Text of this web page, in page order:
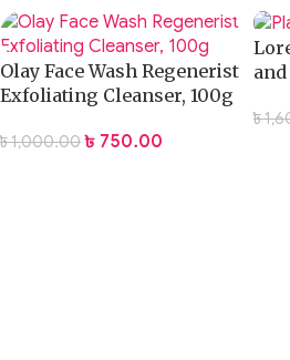
Olay Face Wash Regenerist
Exfoliating Cleanser, 100g
৳1,000.00 ৳ 750.00
৳